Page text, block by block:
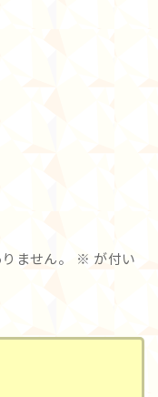
ません。 ※ が付い